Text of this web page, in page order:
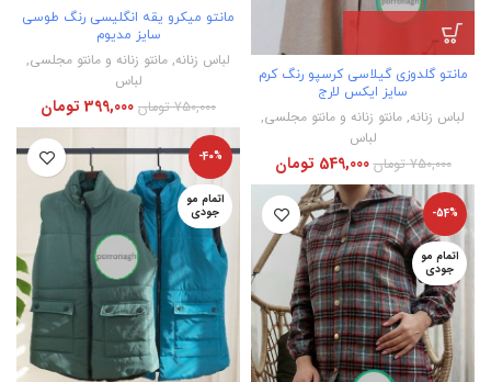
مانتو میکرو یقه انگلیسی رنگ طوسی
سایز مدیوم
لباس زنانه, مانتو زنانه و مانتو مجلسی,
لباس
750,000 تومان 399,000 تومان
مانتو گلدوزی گیلاسی کرسپو رنگ کرم
سایز ایکس لارج
لباس زنانه, مانتو زنانه و مانتو مجلسی,
لباس
750,000 تومان 549,000 تومان -40%
اتمام مو
جودی
-54%
اتمام مو
جودی